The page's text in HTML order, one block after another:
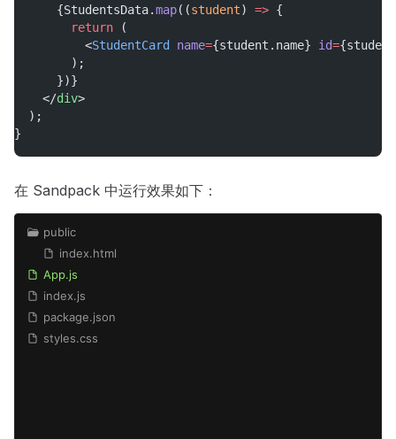
      {StudentsData.
map((student) => {
return (
          <
StudentCard name={student.name} id=
        );
      })}
    </
div>
  );
}
在 Sandpack 中运行效果如下：
public
index.html
App.js
index.js
package.json
styles.css